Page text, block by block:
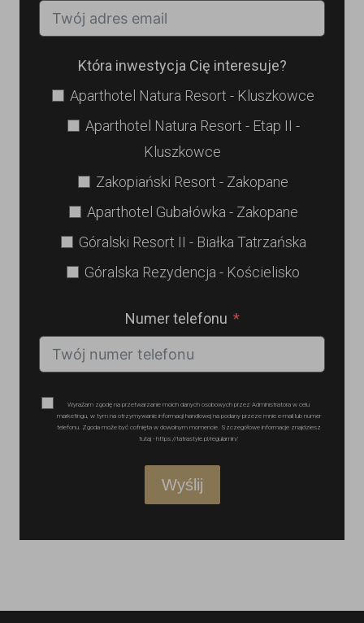
Która inwestycja Cię interesuje?
Aparthotel Natura Resort - Kluszkowce
Aparthotel Natura Resort - Etap II -
Kluszkowce
Zakopiański Resort - Zakopane
Aparthotel Gubałówka - Zakopane
Góralski Resort II - Białka Tatrzańska
Góralska Rezydencja - Kościelisko
Numer telefonu
Wyrażam zgodę na przetwarzanie moich danych osobowych przez Administratora w celu
marketingu, w tym na otrzymywanie informacji handlowej na podany przeze mnie e-mail lub numer
telefonu. Zgoda może być cofnięta w dowolnym momencie. Szczegółowe informacje znajdziesz
tutaj - https://tatrastyle.pl/regulamin/
Wyślij